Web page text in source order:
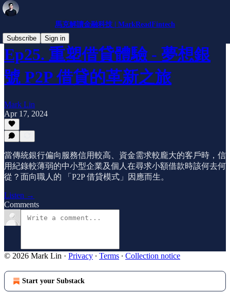
馬克解讀金融科技 | MarkReadFintech
Subscribe
Sign in
Ep25. 重塑借貸體驗 - 夢想銀
號 P2P 借貸的革新之旅
Mark Lin
Apr 17, 2024
當傳統銀行偏向服務信用較高、資金需求較龐大的客戶時，信
用紀錄較薄弱的中小型企業及個人在尋求小額借款時該何去何
從？面向職人的 「P2P 借貸模式」因應而生。
Listen →
Comments
© 2026 Mark Lin · Privacy ∙ Terms ∙ Collection notice
Start your Substack